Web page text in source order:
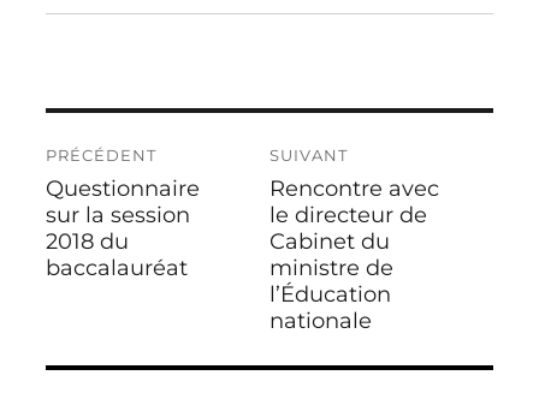
de
l’article
PRÉCÉDENT
Publication
précédente :
Questionnaire
sur la session
2018 du
baccalauréat
SUIVANT
Publication
suivante :
Rencontre avec
le directeur de
Cabinet du
ministre de
l’Éducation
nationale